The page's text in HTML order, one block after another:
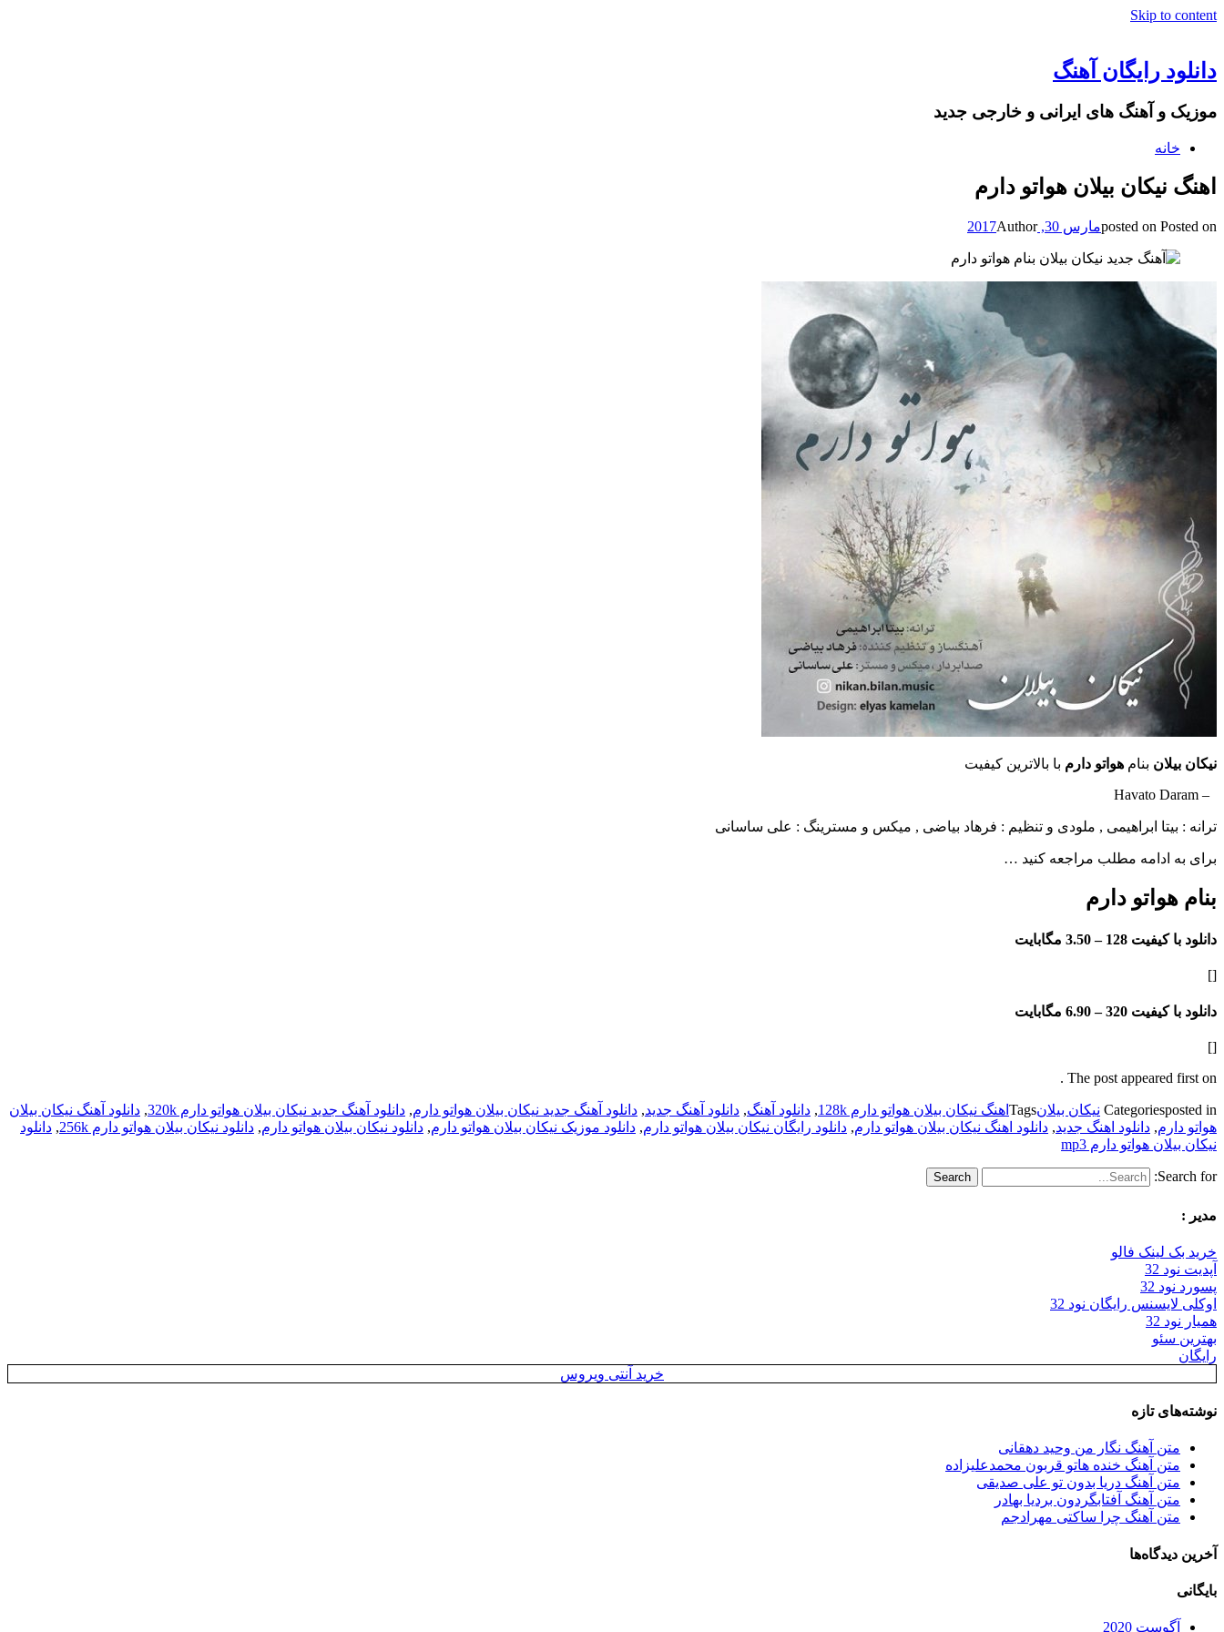
Skip to content
دانلود رایگان آهنگ
موزیک و آهنگ های ایرانی و خارجی جدید
خانه
اهنگ نیکان بیلان هواتو دارم
posted on Posted on مارس 30, 2017 Author
نیکان بیلان بنام هواتو دارم با بالاترین کیفیت
– Havato Daram
ترانه : بیتا ابراهیمی , ملودی و تنظیم : فرهاد بیاضی , میکس و مسترینگ : علی ساسانی
برای به ادامه مطلب مراجعه کنید …
بنام هواتو دارم
دانلود با کیفیت 128 – 3.50 مگابایت
[]
دانلود با کیفیت 320 – 6.90 مگابایت
[]
The post appeared first on .
Categoriesposted in نیکان بیلانTags اهنگ نیکان بیلان هواتو دارم 128k , دانلود آهنگ, دانلود آهنگ جدید, دانلود آهنگ جدید نیکان بیلان هواتو دارم, دانلود آهنگ جدید نیکان بیلان هواتو دارم 320k , دانلود آهنگ نیکان بیلان
هواتو دارم, دانلود اهنگ جدید, دانلود اهنگ نیکان بیلان هواتو دارم, دانلود رایگان نیکان بیلان هواتو دارم, دانلود موزیک نیکان بیلان هواتو دارم, دانلود نیکان بیلان هواتو دارم, دانلود نیکان بیلان هواتو دارم 256k , دانلود
نیکان بیلان هواتو دارم mp3
Search for:
مدیر :
خرید بک لینک فالو
آپدیت نود 32
پسورد نود 32
اوکلی لایسنس رایگان نود 32
همیار نود 32
بهترین سئو
رایگان
خرید آنتی ویروس
نوشته‌های تازه
متن آهنگ نگار من وحید دهقانی
متن آهنگ خنده هاتو قربون محمدعلیزاده
متن آهنگ دریا بدون تو علی صدیقی
متن آهنگ آفتابگردون بردیا بهادر
متن آهنگ چرا ساکتی مهرادجم
آخرین دیدگاه‌ها
بایگانی
آگوست 2020